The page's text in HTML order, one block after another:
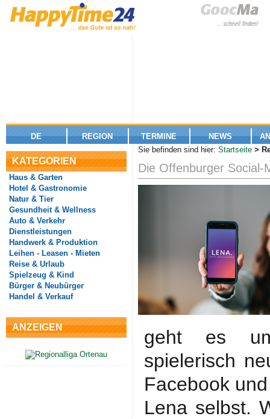
DE REGION TERMINE NEWS
KATEGORIEN
Haus & Garten
Hotel & Gastronomie
Natur & Tier
Gesundheit & Wellness
Auto & Verkehr
Dienstleistungen
Handwerk & Produktion
Leihen - Leasen - Mieten
Reise & Urlaub
Spielzeug & Kind
Bürger & Neubürger
Handel & Verkauf
ANZEIGEN
Sie befinden sind hier: Startseite >
Die Offenburger Social-
geht es
spielerisch
Facebook
Lena selbst.